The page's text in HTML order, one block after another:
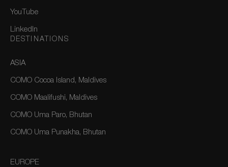
YouTube
LinkedIn
DESTINATIONS
ASIA
COMO Cocoa Island, Maldives
COMO Maalifushi, Maldives
COMO Uma Paro, Bhutan
COMO Uma Punakha, Bhutan
EUROPE